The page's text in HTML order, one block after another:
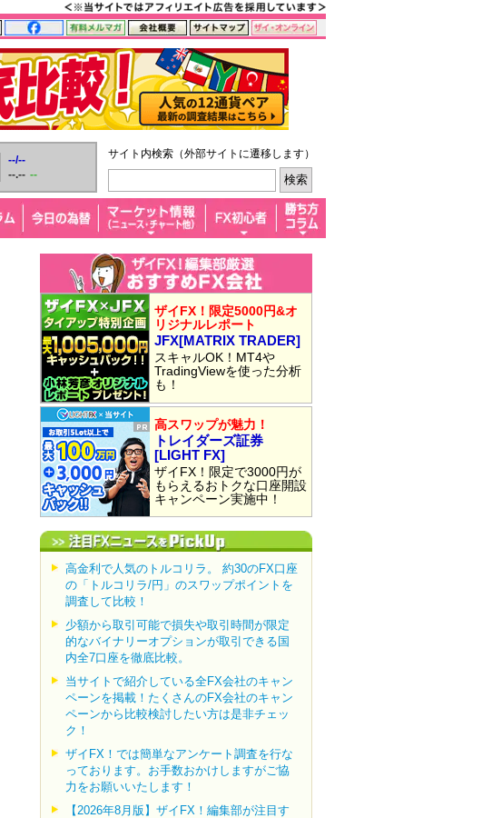
--/--
--.-- --
サイト内検索（外部サイトに遷移します）
ザイFX！限定5000円&オ
リジナルレポート
JFX[MATRIX TRADER]
スキャルOK！MT4や
TradingViewを使った分析
も！
高スワップが魅力！
トレイダーズ証券
[LIGHT FX]
ザイFX！限定で3000円が
もらえるおトクな口座開設
キャンペーン実施中！
高金利で人気のトルコリラ。 約30のFX口座
の「トルコリラ/円」のスワップポイントを
調査して比較！
少額から取引可能で損失や取引時間が限定
的なバイナリーオプションが取引できる国
内全7口座を徹底比較。
当サイトで紹介している全FX会社のキャン
ペーンを掲載！たくさんのFX会社のキャン
ペーンから比較検討したい方は是非チェッ
ク！
ザイFX！では簡単なアンケート調査を行な
っております。お手数おかけしますがご協
力をお願いいたします！
【2026年8月版】ザイFX！編集部が注目す